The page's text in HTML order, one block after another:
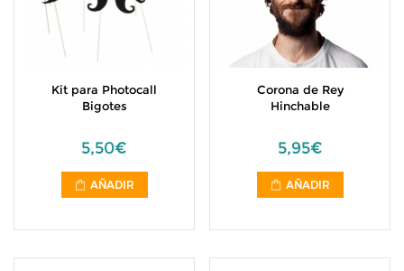
Kit para Photocall
Bigotes
5,50€
AÑADIR
Corona de Rey
Hinchable
5,95€
AÑADIR